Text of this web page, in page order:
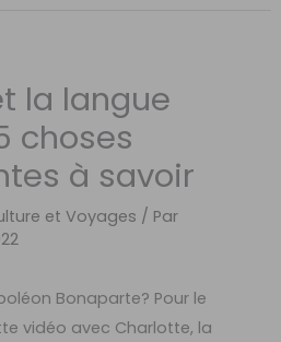
la langue
choses
à savoir
et Voyages / Par
Bonaparte? Pour le
vidéo avec Charlotte, la